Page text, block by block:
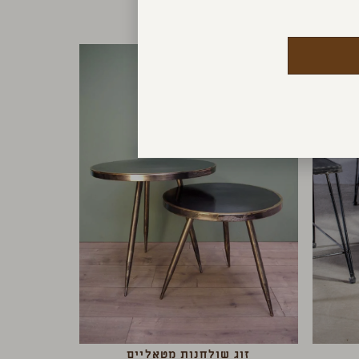
זוג שולחנות מטאליים